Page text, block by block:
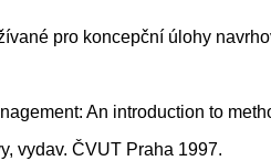
pro koncepční úlohy
An introduction to
vydav. ČVUT Praha 1997.